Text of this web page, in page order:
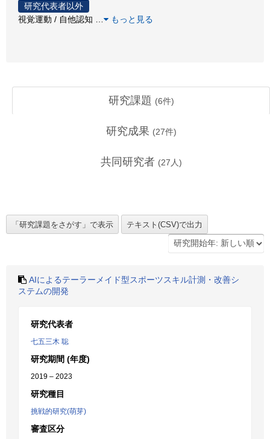
研究代表者以外
視覚運動 / 自他認知
もっと見る
研究課題 (6件)
研究成果 (27件)
共同研究者 (27 人)
AIによるテーラーメイド型スポーツスキル計測・改善シ
ステムの開発
研究代表者
七五三木 聡
研究期間 (年度)
2019 – 2023
研究種目
挑戦的研究(萌芽)
審査区分